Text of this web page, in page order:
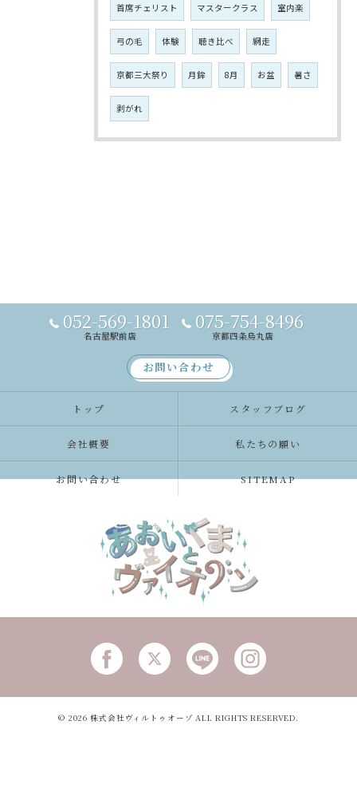
首席チェリスト マスタークラス 室内楽
弓の毛 体験 聴き比べ 網走
京都三大祭り 月鉾 8月 お盆 暑さ
剥がれ
052-569-1801
名古屋駅前店
075-754-8496
京都四条烏丸店
お問い合わせ
トップ スタッフブログ
会社概要 私たちの願い
お問い合わせ SITEMAP
© 2026 株式会社ヴィルトゥオーゾ ALL RIGHTS RESERVED.